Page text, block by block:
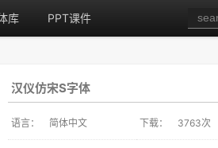
库 PPT课件
汉仪仿宋S字体
语言： 简体中文 下载： 3763次